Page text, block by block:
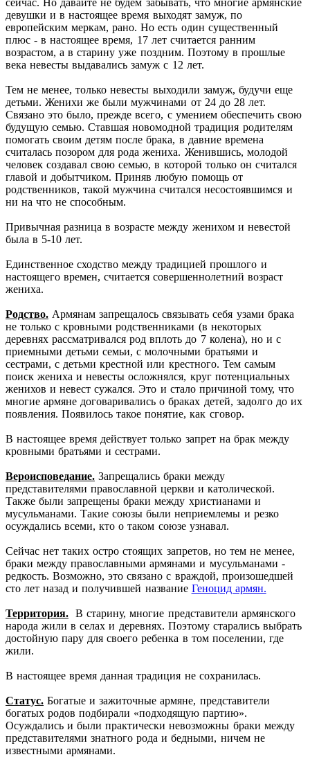
девушки и в настоящее время выходят замуж, по
европейским меркам, рано. Но есть один существенный
плюс - в настоящее время, 17 лет считается ранним
возрастом, а в старину уже поздним. Поэтому в прошлые
века невесты выдавались замуж с 12 лет.
Тем не менее, только невесты выходили замуж, будучи еще
детьми. Женихи же были мужчинами от 24 до 28 лет.
Связано это было, прежде всего, с умением обеспечить свою
будущую семью. Ставшая новомодной традиция родителям
помогать своим детям после брака, в давние времена
считалась позором для рода жениха. Женившись, молодой
человек создавал свою семью, в которой только он считался
главой и добытчиком. Приняв любую помощь от
родственников, такой мужчина считался несостоявшимся и
ни на что не способным.
Привычная разница в возрасте между женихом и невестой
была в 5-10 лет.
Единственное сходство между традицией прошлого и
настоящего времен, считается совершеннолетний возраст
жениха.
Родство. Армянам запрещалось связывать себя узами брака
не только с кровными родственниками (в некоторых
деревнях рассматривался род вплоть до 7 колена), но и с
приемными детьми семьи, с молочными братьями и
сестрами, с детьми крестной или крестного. Тем самым
поиск жениха и невесты осложнялся, круг потенциальных
женихов и невест сужался. Это и стало причиной тому, что
многие армяне договаривались о браках детей, задолго до их
появления. Появилось такое понятие, как сговор.
В настоящее время действует только запрет на брак между
кровными братьями и сестрами.
Вероисповедание. Запрещались браки между
представителями православной церкви и католической.
Также были запрещены браки между христианами и
мусульманами. Такие союзы были неприемлемы и резко
осуждались всеми, кто о таком союзе узнавал.
Сейчас нет таких остро стоящих запретов, но тем не менее,
браки между православными армянами и мусульманами -
редкость. Возможно, это связано с враждой, произошедшей
сто лет назад и получившей название Геноцид армян.
Территория. В старину, многие представители армянского
народа жили в селах и деревнях. Поэтому старались выбрать
достойную пару для своего ребенка в том поселении, где
жили.
В настоящее время данная традиция не сохранилась.
Статус. Богатые и зажиточные армяне, представители
богатых родов подбирали «подходящую партию».
Осуждались и были практически невозможны браки между
представителями знатного рода и бедными, ничем не
известными армянами.